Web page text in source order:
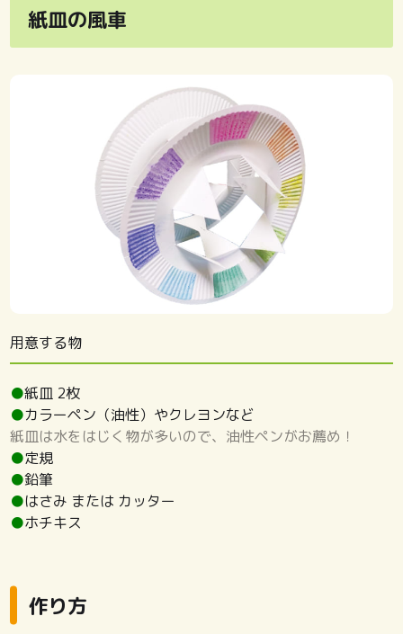
紙皿の風車
用意する物
●紙皿 2枚
●カラーペン（油性）やクレヨンなど
紙皿は水をはじく物が多いので、油性ペンがお薦め！
●定規
●鉛筆
●はさみ または カッター
●ホチキス
作り方